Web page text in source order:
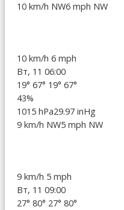
10 km/h NW6 mph NW
10 km/h 6 mph
Вт, 11 06:00
19° 67° 19° 67°
43%
1015 hPa29.97 inHg
9 km/h NW5 mph NW
9 km/h 5 mph
Вт, 11 09:00
27° 80° 27° 80°